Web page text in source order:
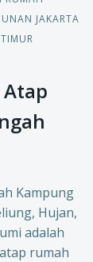
JAKARTA
Atap
Kampung
Hujan,
adalah
rumah